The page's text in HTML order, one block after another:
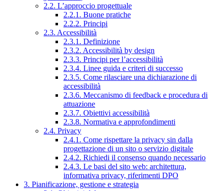
2.2. L’approccio progettuale
2.2.1. Buone pratiche
2.2.2. Principi
2.3. Accessibilità
2.3.1. Definizione
2.3.2. Accessibilità by design
2.3.3. Principi per l’accessibilità
2.3.4. Linee guida e criteri di successo
2.3.5. Come rilasciare una dichiarazione di
accessibilità
2.3.6. Meccanismo di feedback e procedura di
attuazione
2.3.7. Obiettivi accessibilità
2.3.8. Normativa e approfondimenti
2.4. Privacy
2.4.1. Come rispettare la privacy sin dalla
progettazione di un sito o servizio digitale
2.4.2. Richiedi il consenso quando necessario
2.4.3. Le basi del sito web: architettura,
informativa privacy, riferimenti DPO
3. Pianificazione, gestione e strategia